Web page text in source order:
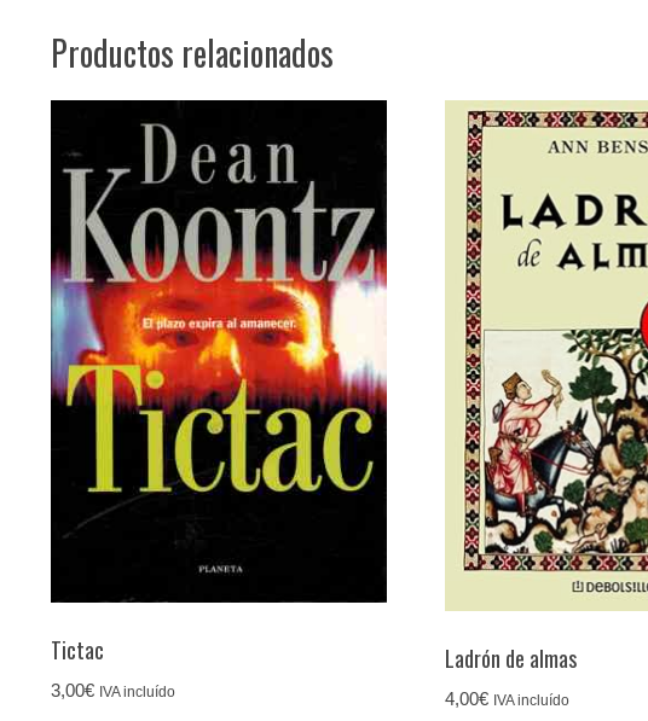
Productos relacionados
Tictac
3,00€ IVA incluído
Ladrón de almas
4,00€ IVA incluído